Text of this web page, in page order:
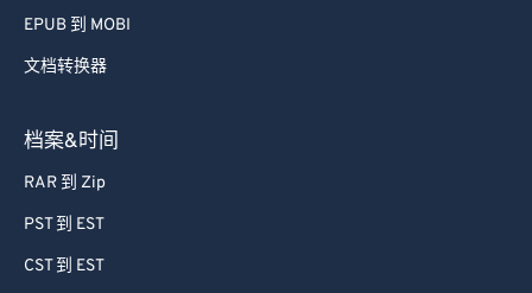
EPUB 到 MOBI
文档转换器
档案&时间
RAR 到 Zip
PST 到 EST
CST 到 EST